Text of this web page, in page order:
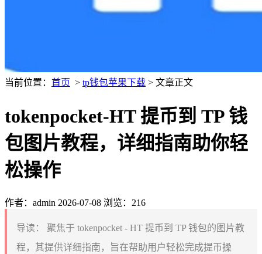
当前位置： 首页 > tp钱包苹果下载 > 文章正文
tokenpocket-HT 提币到 TP 钱
包图片教程，详细指南助你轻
松操作
作者：admin 2026-07-08 浏览：216
导读：
聚焦于 tokenpocket - HT 提币到 TP 钱包的图片教
程，其提供详细指南，旨在帮助用户轻松完成提币操